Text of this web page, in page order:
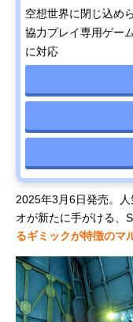
空想世界に閉じ込め
協力プレイ専用ゲー
に対応
2025年3月6日発売。
オが新たに手がける、
るギミックが特徴のマ